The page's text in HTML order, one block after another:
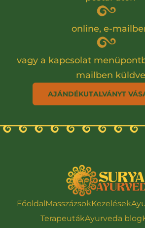
online, e-
vagy a kapcsolat
mailben küldve
AJÁNDÉKUTALVÁNYT
Főoldal MasszázsokKezelések
TerapeutákAyurveda blog